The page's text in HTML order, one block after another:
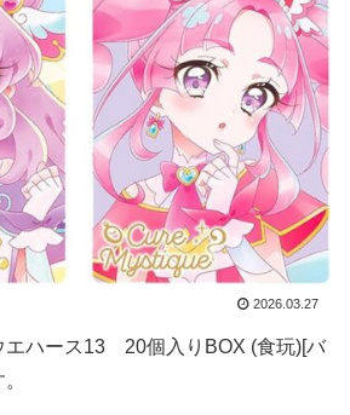
2026.03.27
エハース13 20個入りBOX (食玩)[バ